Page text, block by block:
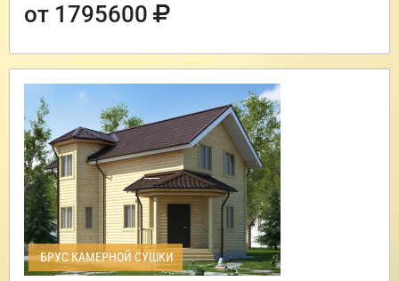
от 1795600
БРУС КАМЕРНОЙ СУШКИ